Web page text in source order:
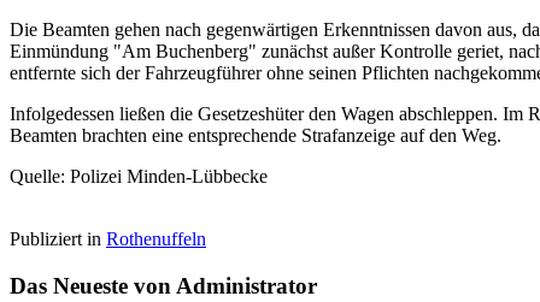
Die Beamten gehen nach gegenwärtigen Erkenntnissen davon aus,
Einmündung "Am Buchenberg" zunächst außer Kontrolle geriet,
entfernte sich der Fahrzeugführer ohne seinen Pflichten
Infolgedessen ließen die Gesetzeshüter den Wagen abschleppen.
Beamten brachten eine entsprechende Strafanzeige auf den Weg.
Quelle: Polizei Minden-Lübbecke
Publiziert in Rothenuffeln
Das Neueste von Administrator